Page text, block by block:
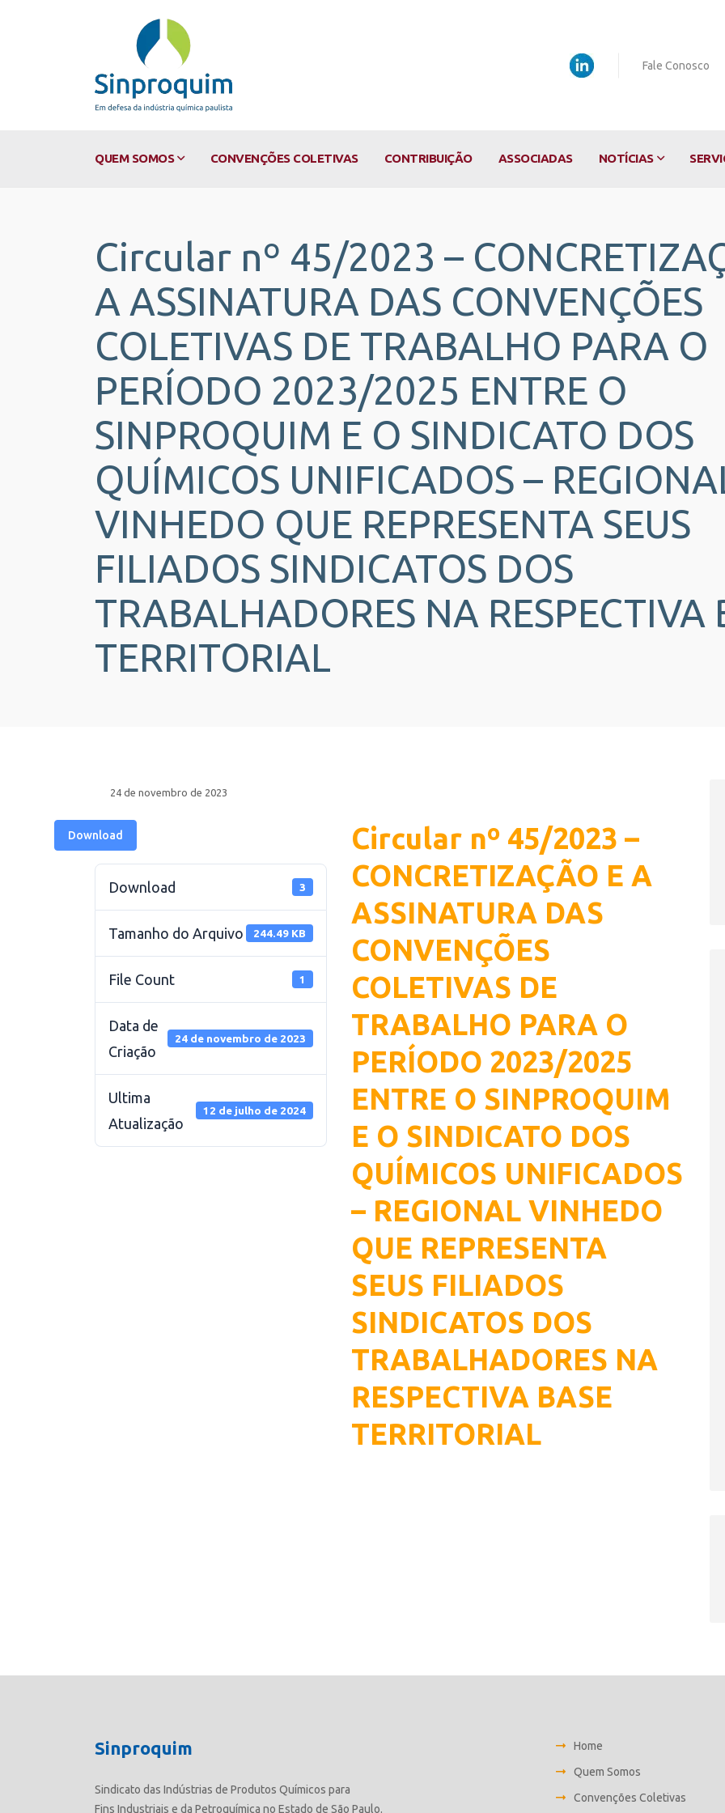
Fale Conosco
QUEM SOMOS CONVENÇÕES COLETIVAS CONTRIBUIÇÃO ASSOCIADAS NOTÍCIAS
Circular nº 45/2023 –
A ASSINATURA DAS CONVENÇÕES
COLETIVAS DE TRABALHO PARA O
PERÍODO 2023/2025 ENTRE O
SINPROQUIM E O SINDICATO DOS
QUÍMICOS UNIFICADOS –
VINHEDO QUE REPRESENTA SEUS
FILIADOS SINDICATOS DOS
TRABALHADORES NA RESPECTIVA
TERRITORIAL
24 de novembro de 2023
Download
Download 3
Tamanho do Arquivo 244.49 KB
File Count 1
Data de
Criação
24 de novembro de 2023
Ultima
Atualização
12 de julho de 2024
Circular nº 45/2023 –
CONCRETIZAÇÃO E A
ASSINATURA DAS
CONVENÇÕES
COLETIVAS DE
TRABALHO PARA O
PERÍODO 2023/2025
ENTRE O SINPROQUIM
E O SINDICATO DOS
QUÍMICOS UNIFICADOS
– REGIONAL VINHEDO
QUE REPRESENTA
SEUS FILIADOS
SINDICATOS DOS
TRABALHADORES NA
RESPECTIVA BASE
TERRITORIAL
Sinproquim
Sindicato das Indústrias de Produtos Químicos para
Fins Industriais e da Petroquímica no Estado de São Paulo.
Home
Quem Somos
Convenções Coletivas